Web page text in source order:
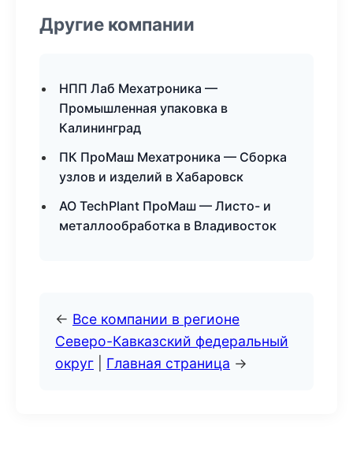
Другие компании
НПП Лаб Мехатроника —
Промышленная упаковка в
Калининград
ПК ПроМаш Мехатроника — Сборка
узлов и изделий в Хабаровск
АО TechPlant ПроМаш — Листо- и
металлообработка в Владивосток
← Все компании в регионе
Северо-Кавказский федеральный
округ
Главная страница →